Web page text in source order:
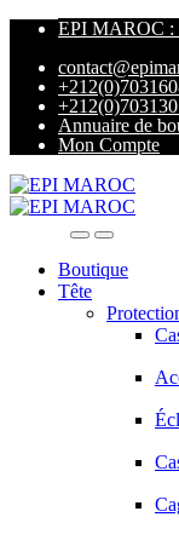
EPI MAROC :
Annuaire de
Mon Compte
Boutique
Tête